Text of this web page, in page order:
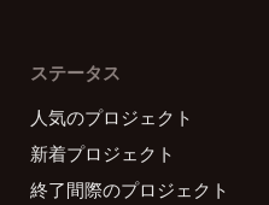
ステータス
人気のプロジェクト
新着プロジェクト
終了間際のプロジェクト